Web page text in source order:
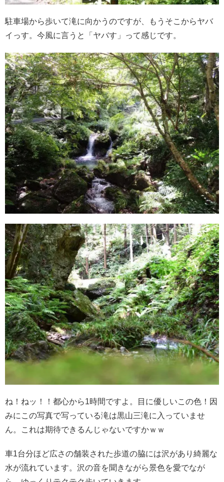
駐車場から歩いて滝に向かうのですが、もうそこからヤバ
イっす。今風に言うと「ヤバす」って感じです。
ね！ねッ！！都心から1時間ですよ。目に優しいこの色！因
みにこの写真で写っている滝は黒山三滝に入っていませ
ん。これは期待できるんじゃないですかｗｗ
車1台分ほど広さの舗装された歩道の脇には沢があり綺麗な
水が流れています。沢の音を聞きながら景色を愛でなが